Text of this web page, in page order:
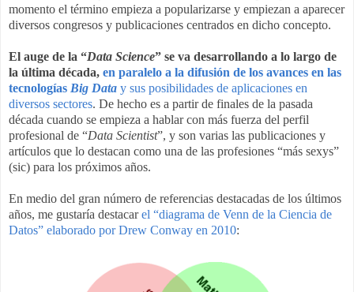
momento el término empieza a popularizarse y empiezan a aparecer
diversos congresos y publicaciones centrados en dicho concepto.
El auge de la “Data Science” se va desarrollando a lo largo de
la última década, en paralelo a la difusión de los avances en las
tecnologías Big Data y sus posibilidades de aplicaciones en
diversos sectores. De hecho es a partir de finales de la pasada
década cuando se empieza a hablar con más fuerza del perfil
profesional de “Data Scientist”, y son varias las publicaciones y
artículos que lo destacan como una de las profesiones “más sexys”
(sic) para los próximos años.
En medio del gran número de referencias destacadas de los últimos
años, me gustaría destacarel “diagrama de Venn de la Ciencia de
Datos” elaborado por Drew Conway en 2010: